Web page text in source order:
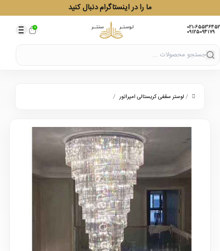
ما را در اینستاگرام دنبال کنید
021-65536452
09125094179
0
/ لوستر سقفی کریستالی امپراتور /